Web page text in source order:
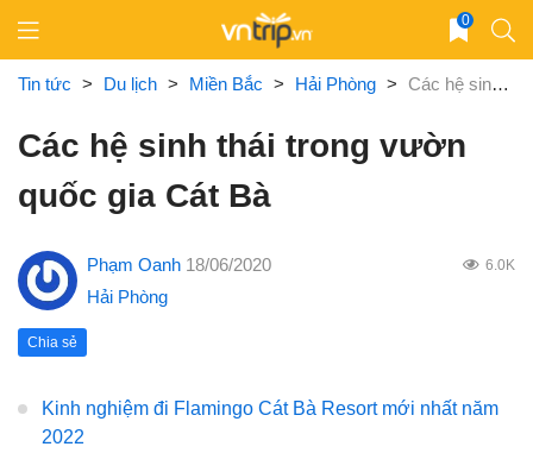
content
0
Tin tức > Du lịch > Miền Bắc > Hải Phòng > Các hệ sinh thái trong vườn quốc gia Cát Bà
Các hệ sinh thái trong vườn
quốc gia Cát Bà
Phạm Oanh 18/06/2020 6.0K
Hải Phòng
Chia sẻ
Kinh nghiệm đi Flamingo Cát Bà Resort mới nhất năm
2022